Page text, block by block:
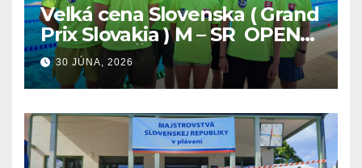
Veľká cena Slovenska ( Grand
Prix Slovakia ) M – SR OPEN
v plávaní. Šamorín 26.6. –
28.6.2026
30 JÚNA, 2026